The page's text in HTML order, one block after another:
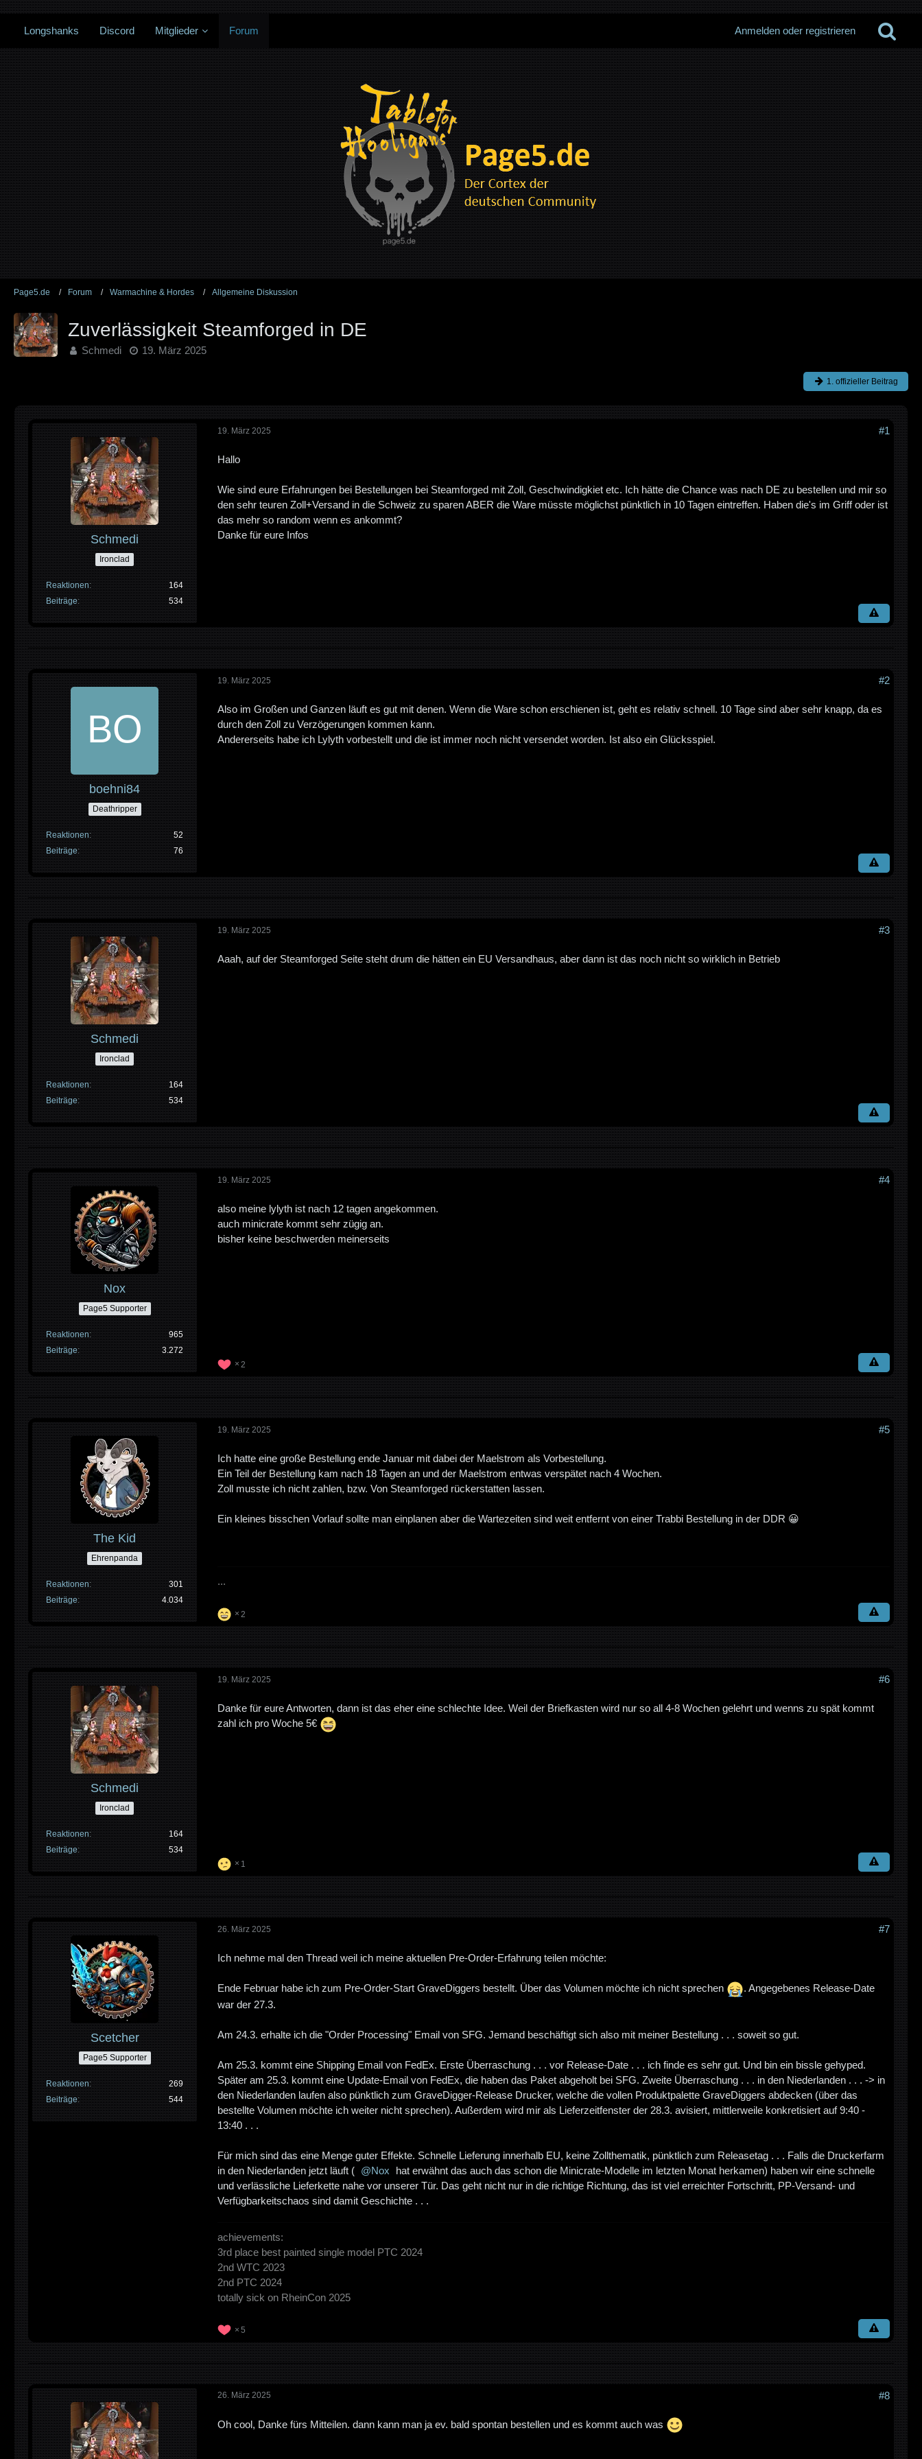
Longshanks Discord Mitglieder Forum Anmelden oder registrieren
Page5.de Forum Warmachine & Hordes Allgemeine Diskussion
Zuverlässigkeit Steamforged in DE
Schmedi 19. März 2025
1. offizieller Beitrag
Schmedi
Ironclad
Reaktionen
164
Beiträge
534
19. März 2025 #1
Hallo
Wie sind eure Erfahrungen bei Bestellungen bei Steamforged mit Zoll, Geschwindigkiet etc. Ich hätte die Chance was nach DE zu bestellen und mir so
den sehr teuren Zoll+Versand in die Schweiz zu sparen ABER die Ware müsste möglichst pünktlich in 10 Tagen eintreffen. Haben die's im Griff oder ist
das mehr so random wenn es ankommt?
Danke für eure Infos
boehni84
Deathripper
Reaktionen
52
Beiträge
76
19. März 2025 #2
Also im Großen und Ganzen läuft es gut mit denen. Wenn die Ware schon erschienen ist, geht es relativ schnell. 10 Tage sind aber sehr knapp, da es
durch den Zoll zu Verzögerungen kommen kann.
Andererseits habe ich Lylyth vorbestellt und die ist immer noch nicht versendet worden. Ist also ein Glücksspiel.
Schmedi
Ironclad
Reaktionen
164
Beiträge
534
19. März 2025 #3
Aaah, auf der Steamforged Seite steht drum die hätten ein EU Versandhaus, aber dann ist das noch nicht so wirklich in Betrieb
Nox
Page5 Supporter
Reaktionen
965
Beiträge
3.272
19. März 2025 #4
also meine lylyth ist nach 12 tagen angekommen.
auch minicrate kommt sehr zügig an.
bisher keine beschwerden meinerseits
2
The Kid
Ehrenpanda
Reaktionen
301
Beiträge
4.034
19. März 2025 #5
Ich hatte eine große Bestellung ende Januar mit dabei der Maelstrom als Vorbestellung.
Ein Teil der Bestellung kam nach 18 Tagen an und der Maelstrom entwas verspätet nach 4 Wochen.
Zoll musste ich nicht zahlen, bzw. Von Steamforged rückerstatten lassen.
Ein kleines bisschen Vorlauf sollte man einplanen aber die Wartezeiten sind weit entfernt von einer Trabbi Bestellung in der DDR 😀
...
2
Schmedi
Ironclad
Reaktionen
164
Beiträge
534
19. März 2025 #6
Danke für eure Antworten, dann ist das eher eine schlechte Idee. Weil der Briefkasten wird nur so all 4-8 Wochen gelehrt und wenns zu spät kommt
zahl ich pro Woche 5€
1
Scetcher
Page5 Supporter
Reaktionen
269
Beiträge
544
26. März 2025 #7
Ich nehme mal den Thread weil ich meine aktuellen Pre-Order-Erfahrung teilen möchte:
Ende Februar habe ich zum Pre-Order-Start GraveDiggers bestellt. Über das Volumen möchte ich nicht sprechen
. Angegebenes Release-Date
war der 27.3.
Am 24.3. erhalte ich die "Order Processing" Email von SFG. Jemand beschäftigt sich also mit meiner Bestellung . . . soweit so gut.
Am 25.3. kommt eine Shipping Email von FedEx. Erste Überraschung . . . vor Release-Date . . . ich finde es sehr gut. Und bin ein bissle gehyped.
Später am 25.3. kommt eine Update-Email von FedEx, die haben das Paket abgeholt bei SFG. Zweite Überraschung . . . in den Niederlanden . . . -> in
den Niederlanden laufen also pünktlich zum GraveDigger-Release Drucker, welche die vollen Produktpalette GraveDiggers abdecken (über das
bestellte Volumen möchte ich weiter nicht sprechen). Außerdem wird mir als Lieferzeitfenster der 28.3. avisiert, mittlerweile konkretisiert auf 9:40 -
13:40 . . .
Für mich sind das eine Menge guter Effekte. Schnelle Lieferung innerhalb EU, keine Zollthematik, pünktlich zum Releasetag . . . Falls die Druckerfarm
in den Niederlanden jetzt läuft (
Nox
hat erwähnt das auch das schon die Minicrate-Modelle im letzten Monat herkamen) haben wir eine schnelle
und verlässliche Lieferkette nahe vor unserer Tür. Das geht nicht nur in die richtige Richtung, das ist viel erreichter Fortschritt, PP-Versand- und
Verfügbarkeitschaos sind damit Geschichte . . .
achievements:
3rd place best painted single model PTC 2024
2nd WTC 2023
2nd PTC 2024
totally sick on RheinCon 2025
5
26. März 2025 #8
Oh cool, Danke fürs Mitteilen. dann kann man ja ev. bald spontan bestellen und es kommt auch was